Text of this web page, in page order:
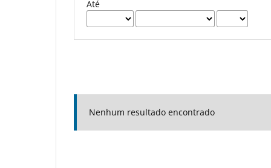
Até
Nenhum resultado encontrado